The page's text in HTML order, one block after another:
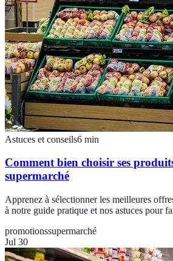
Astuces et conseils6 min
Comment bien choisir ses
supermarché
Apprenez à sélectionner les meilleures
à notre guide pratique et nos astuces pour
promotionssupermarché
Jul 30